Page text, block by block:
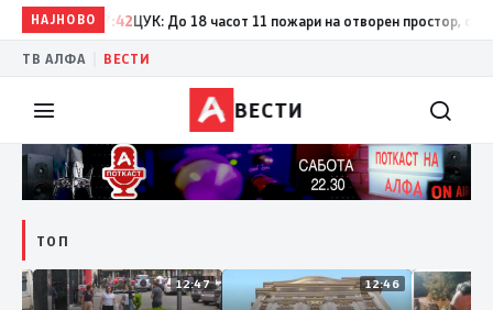
НАЈНОВО
17:42 ЦУК: До 18 часот 11 пожари на отворен простор, од кои
ТВ АЛФА ВЕСТИ
ВЕСТИ
ТОП
12:50 12:47 12:46